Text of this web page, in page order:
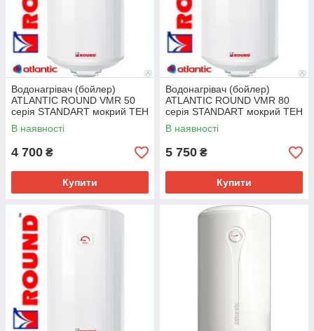
Водонагрівач (бойлер)
ATLANTIC ROUND VMR 50
серія STANDART мокрий ТЕН
В наявності
4 700 ₴
Купити
Водонагрівач (бойлер)
ATLANTIC ROUND VMR 80
серія STANDART мокрий ТЕН
В наявності
5 750 ₴
Купити